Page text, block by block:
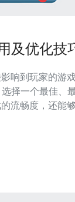
及优化技
响到玩家的游戏
择一个最佳、
流畅度，还能
找到合适的服务